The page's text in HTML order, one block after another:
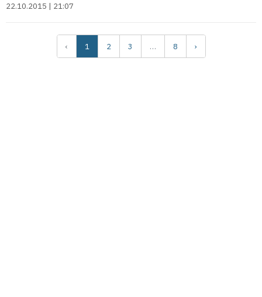
22.10.2015 | 21:07
‹ 1 2 3 … 8 ›